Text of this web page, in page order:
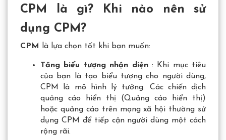
CPM là gì? Khi nào nên sử
dụng CPM?
CPM là lựa chọn tốt khi bạn muốn:
Tăng biểu tượng nhận diện: Khi mục tiêu
của bạn là tạo biểu tượng cho người dùng,
CPM là mô hình lý tưởng. Các chiến dịch
quảng cáo hiển thị (Quảng cáo hiển thị)
hoặc quảng cáo trên mạng xã hội thường sử
dụng CPM để tiếp cận người dùng một cách
rộng rãi.